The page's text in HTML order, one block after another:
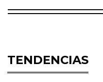
TENDENCIAS